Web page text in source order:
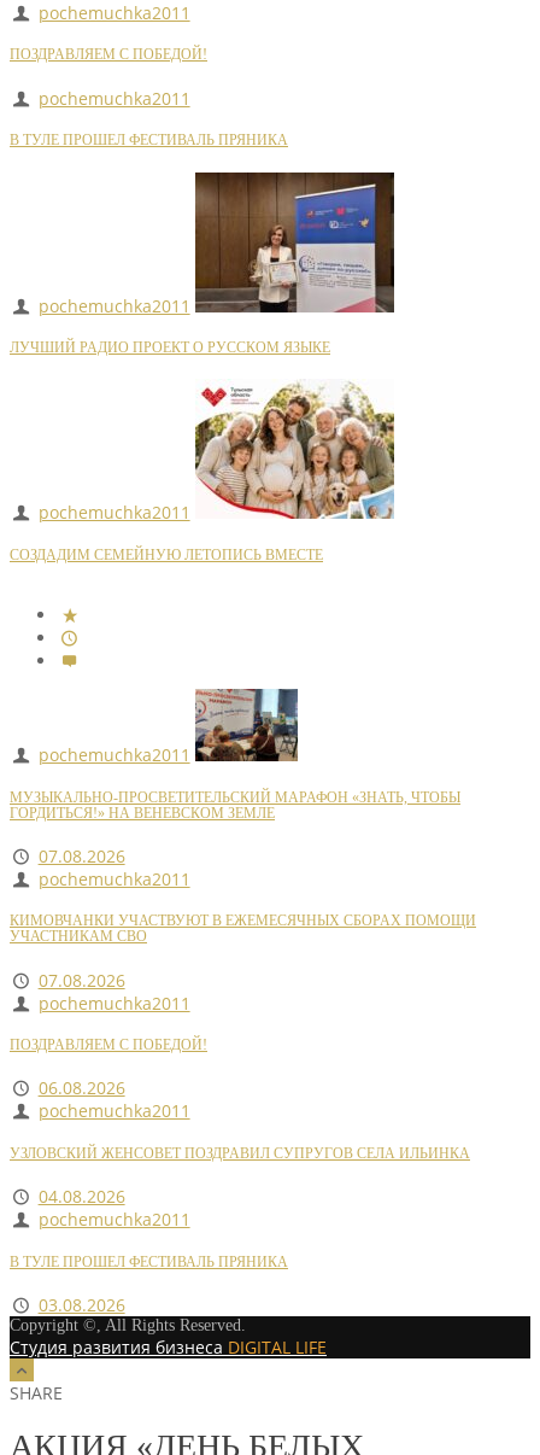
pochemuchka2011
ПОЗДРАВЛЯЕМ С ПОБЕДОЙ!
pochemuchka2011
В ТУЛЕ ПРОШЕЛ ФЕСТИВАЛЬ ПРЯНИКА
pochemuchka2011
ЛУЧШИЙ РАДИО ПРОЕКТ О РУССКОМ ЯЗЫКЕ
pochemuchka2011
СОЗДАДИМ СЕМЕЙНУЮ ЛЕТОПИСЬ ВМЕСТЕ
pochemuchka2011
МУЗЫКАЛЬНО-ПРОСВЕТИТЕЛЬСКИЙ МАРАФОН «ЗНАТЬ, ЧТОБЫ
ГОРДИТЬСЯ!» НА ВЕНЕВСКОМ ЗЕМЛЕ
07.08.2026
pochemuchka2011
КИМОВЧАНКИ УЧАСТВУЮТ В ЕЖЕМЕСЯЧНЫХ СБОРАХ ПОМОЩИ
УЧАСТНИКАМ СВО
07.08.2026
pochemuchka2011
ПОЗДРАВЛЯЕМ С ПОБЕДОЙ!
06.08.2026
pochemuchka2011
УЗЛОВСКИЙ ЖЕНСОВЕТ ПОЗДРАВИЛ СУПРУГОВ СЕЛА ИЛЬИНКА
04.08.2026
pochemuchka2011
В ТУЛЕ ПРОШЕЛ ФЕСТИВАЛЬ ПРЯНИКА
03.08.2026
Copyright ©, All Rights Reserved.
Студия развития бизнеса DIGITAL LIFE
SHARE
АКЦИЯ «ДЕНЬ БЕЛЫХ